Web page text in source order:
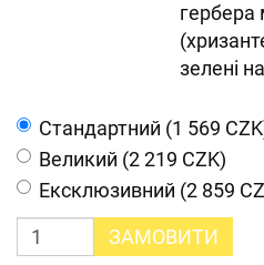
гербера
зелені
Cтандартний (1 569
Великий (2 219 CZK)
Ексклюзивний (2 859
ЗАМОВИТИ